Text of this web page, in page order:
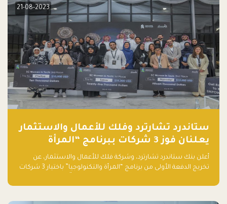
21-08-2023
ستاندرد تشارترد وفلك للأعمال والاستثمار
يعلنان فوز 3 شركات ببرنامج “المرأة
والتكنولوجيا”
أعلن بنك ستاندرد تشارترد، وشركة فلك للأعمال والاستثمار، عن
تخريج الدفعة الأولى من برنامج “المرأة والتكنولوجيا” باختيار 3 شركات
الأعمال، اللواتي خضعن لبرنامج حاضنة مدته 8 أسابيع، أفكاراً مبتكرة